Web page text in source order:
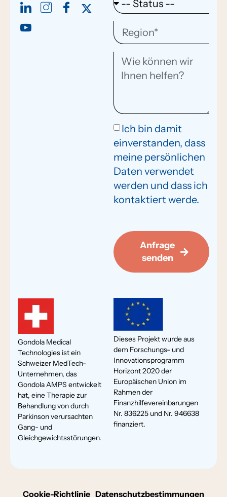
Ich bin damit
einverstanden, dass
meine persönlichen
Daten verwendet
werden und dass ich
kontaktiert werde.
Anfrage
senden
Gondola Medical
Technologies ist ein
Schweizer MedTech-
Unternehmen, das
Gondola AMPS entwickelt
hat, eine Therapie zur
Behandlung von durch
Parkinson verursachten
Gang- und
Gleichgewichtsstörungen.
Dieses Projekt wurde aus
dem Forschungs- und
Innovationsprogramm
Horizont 2020 der
Europäischen Union im
Rahmen der
Finanzhilfevereinbarungen
Nr. 836225 und Nr. 946638
finanziert.
Cookie-Richtlinie Datenschutzbestimmungen